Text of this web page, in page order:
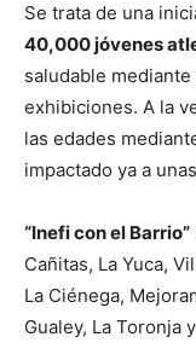
Se trata de una
40,000 jóvenes
saludable
exhibiciones. A la
las edades
impactado ya a unas
“Inefi con el Barrio”
Cañitas, La Yuca,
La Ciénega,
Gualey, La Toronja